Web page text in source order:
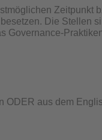
Zeitpunkt
Die Stellen
Governance-
ODER aus dem